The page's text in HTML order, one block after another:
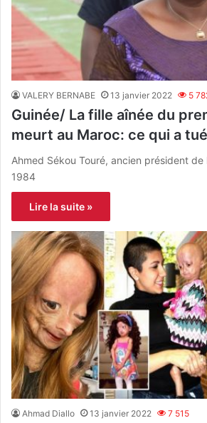
VALERY BERNABE 13 janvier 2022 5
Guinée/ La fille aînée du
meurt au Maroc: ce qui a
Ahmed Sékou Touré, ancien président de
1984
Lire la suite »
Ahmad Diallo 13 janvier 2022 7 515